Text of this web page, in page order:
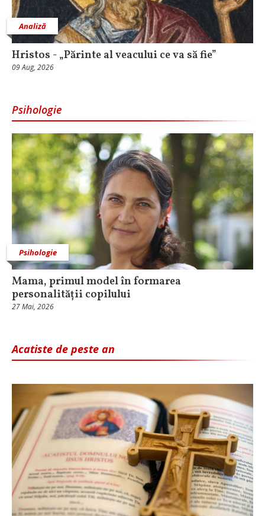
Analiză
Hristos - „Părinte al veacului ce va să fie”
09 Aug, 2026
Psihologie
Psihologie
Mama, primul model în formarea
personalității copilului
27 Mai, 2026
Acatiste de peste an